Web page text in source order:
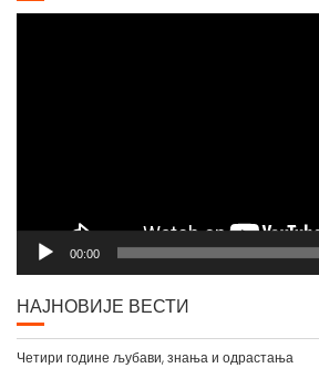
00:00
НАЈНОВИЈЕ ВЕСТИ
Четири године љубави, знања и одрастања